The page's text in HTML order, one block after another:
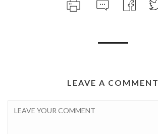
LEAVE A COMMENT